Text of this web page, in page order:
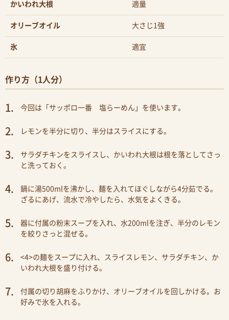
かいわれ大根 適量
オリーブオイル 大さじ1強
氷 適宜
作り方（1人分）
今回は「サッポロ一番 塩らーめん」を使います。
レモンを半分に切り、半分はスライスにする。
サラダチキンをスライスし、かいわれ大根は根を落としてさっ
と洗っておく。
鍋に湯500mlを沸かし、麺を入れてほぐしながら4分茹でる。
ざるにあげ、流水で冷やしたら、水気をよくきる。
器に付属の粉末スープを入れ、水200mlを注ぎ、半分のレモン
を絞りさっと混ぜる。
<4>の麺をスープに入れ、スライスレモン、サラダチキン、か
いわれ大根を盛り付ける。
付属の切り胡麻をふりかけ、オリーブオイルを回しかける。お
好みで氷を入れる。